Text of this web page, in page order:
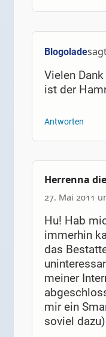
Blogolade
Vielen
ist der
Antworten
Herrenna
27. Mai 2011
Hu! Hab
immerhin
das
meiner
mir ein
soviel